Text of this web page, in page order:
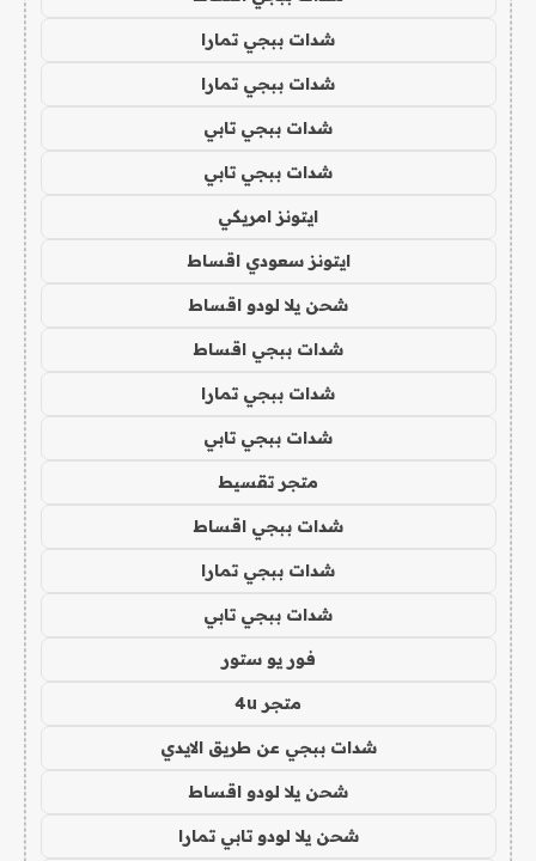
شدات ببجي تمارا
شدات ببجي تمارا
شدات ببجي تابي
شدات ببجي تابي
ايتونز امريكي
ايتونز سعودي اقساط
شحن يلا لودو اقساط
شدات ببجي اقساط
شدات ببجي تمارا
شدات ببجي تابي
متجر تقسيط
شدات ببجي اقساط
شدات ببجي تمارا
شدات ببجي تابي
فور يو ستور
متجر 4u
شدات ببجي عن طريق الايدي
شحن يلا لودو اقساط
شحن يلا لودو تابي تمارا